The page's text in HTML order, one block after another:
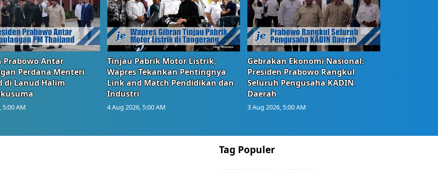
Prabowo Antar
Perdana Menteri
di Lanud Halim
5:00 AM
Tinjau Pabrik Motor Listrik,
Wapres Tekankan Pentingnya
Link and Match Pendidikan dan
Industri
4 Aug 2026, 5:00 AM
Gebrakan Ekonomi Nasional:
Presiden Prabowo Rangkul
Seluruh Pengusaha KADIN
Daerah
3 Aug 2026, 5:00 AM
Tag Populer